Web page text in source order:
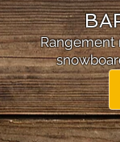
Rangement